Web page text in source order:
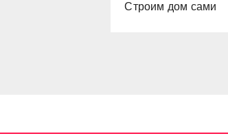
Строим дом сами